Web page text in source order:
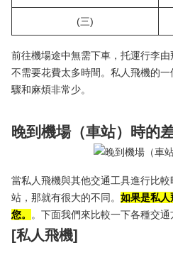
(三)
前往機場途中無需下車，托運行李
不需要花費太多時間。私人飛機的
驟和麻煩非常少。
晚到機場（車站）時的
當私人飛機與其他交通工具進行比
站，那就有很大的不同。 如果是私人
您。
。下面我們來比較一下各種交通
[私人飛機]